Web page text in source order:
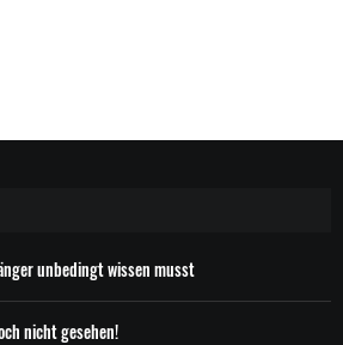
unbedingt wissen musst
nicht gesehen!